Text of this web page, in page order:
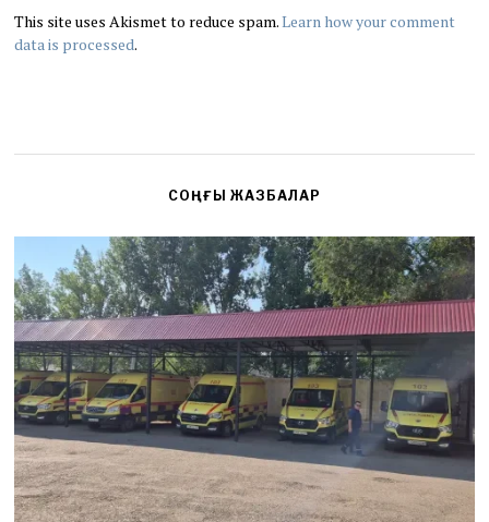
This site uses Akismet to reduce spam.Learn how your comment
data is processed.
СОҢҒЫ ЖАЗБАЛАР